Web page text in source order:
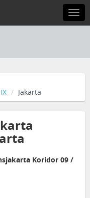
Jakarta
Koridor 09 /